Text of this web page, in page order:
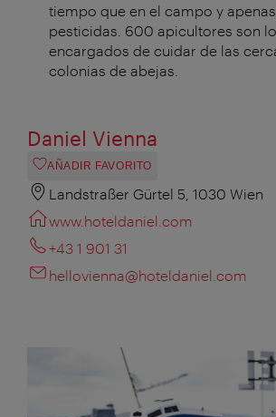
tiempo que en el campo y
pesticidas. 600 apicultores son
encargados de cuidar de las
colonias de abejas.
Daniel Vienna
AÑADIR FAVORITO
Landstraßer Gürtel 5, 1030 Wien
www.hoteldaniel.com
+43 1 901 31
hellovienna@hoteldaniel.com